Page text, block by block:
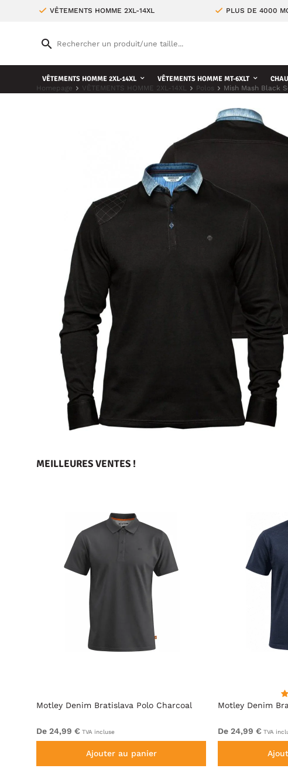
VÊTEMENTS HOMME 2XL-14XL PLUS DE 4000
VÊTEMENTS HOMME 2XL-14XL VÊTEMENTS HOMME MT-6XLT
Homepage VÊTEMENTS HOMME 2XL-14XL Polos Mish Mash Black
MEILLEURES VENTES !
Motley Denim Bratislava Polo Charcoal
De 24,99 € TVA incluse
Ajouter au panier
Motley Denim
De 24,99 € TVA